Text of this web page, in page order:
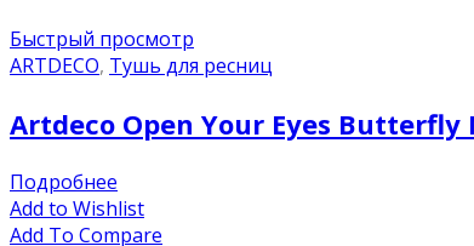
Быстрый просмотр
ARTDECO, Тушь для ресниц
Artdeco Open Your Eyes
Подробнее
Add to Wishlist
Add To Compare